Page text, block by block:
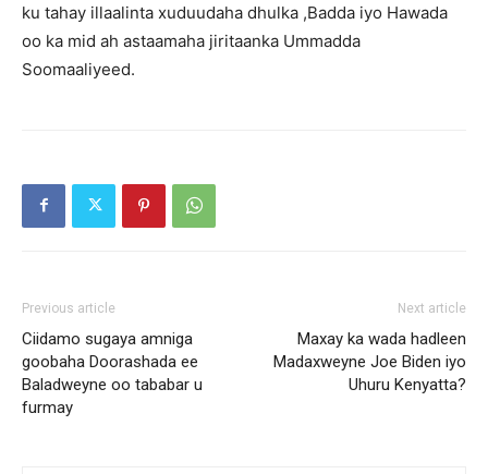
ku tahay illaalinta xuduudaha dhulka ,Badda iyo Hawada
oo ka mid ah astaamaha jiritaanka Ummadda
Soomaaliyeed.
Previous article
Ciidamo sugaya amniga
goobaha Doorashada ee
Baladweyne oo tababar u
furmay
Next article
Maxay ka wada hadleen
Madaxweyne Joe Biden iyo
Uhuru Kenyatta?